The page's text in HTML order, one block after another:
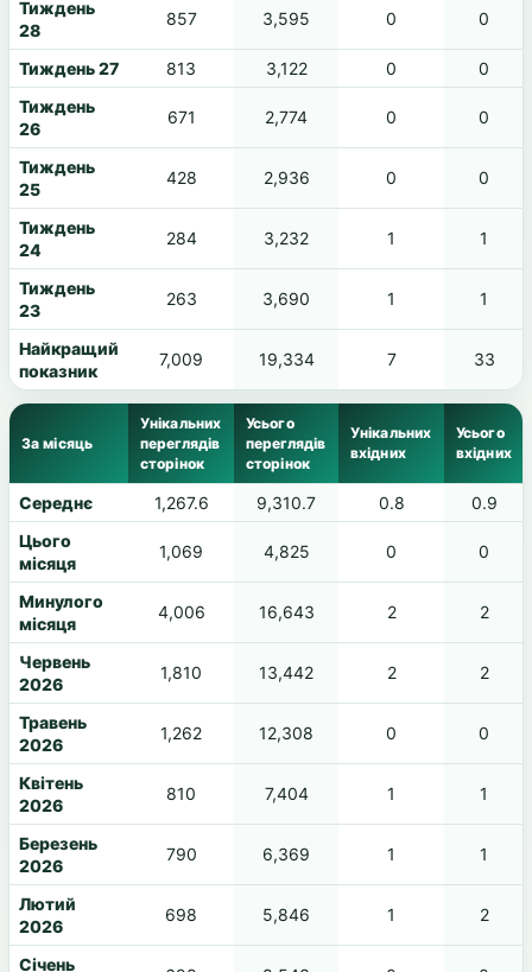
Тиждень
28
857 3,595 0 0
Тиждень 27 813 3,122 0
0
Тиждень
26
671 2,774 0 0
Тиждень
25
428 2,936 0 0
Тиждень
24
284 3,232 1 1
Тиждень
23
263 3,690 1 1
Найкращий
показник
7,009 19,334 7 33
За місяць
Унікальних
переглядів
сторінок
Усього
переглядів
сторінок
Унікальних
вхідних
Усього
вхідних
Середнє 1,267.6 9,310.7 0.8
0.9
Цього
місяця
1,069 4,825 0 0
Минулого
місяця
4,006 16,643 2 2
Червень
2026
1,810 13,442 2 2
Травень
2026
1,262 12,308 0 0
Квітень
2026
810 7,404 1 1
Березень
2026
790 6,369 1 1
Лютий
2026
698 5,846 1 2
Січень